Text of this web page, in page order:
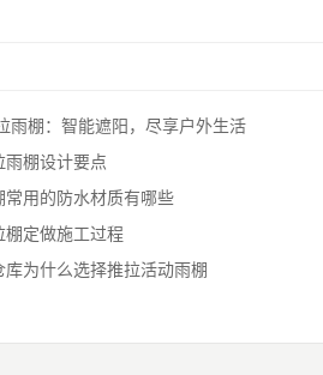
雨棚：智能遮阳，尽享户外生活
雨棚设计要点
常用的防水材质有哪些
棚定做施工过程
库为什么选择推拉活动雨棚